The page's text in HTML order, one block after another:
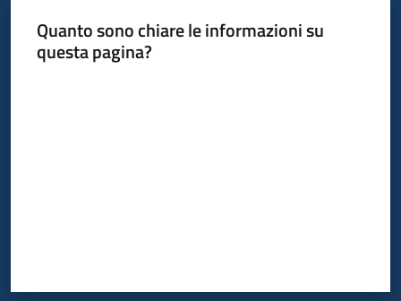
Quanto sono chiare le informazioni su
questa pagina?